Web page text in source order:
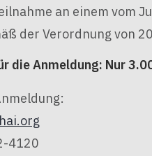
an einem vom
der Verordnung von
die Anmeldung: Nur
4120